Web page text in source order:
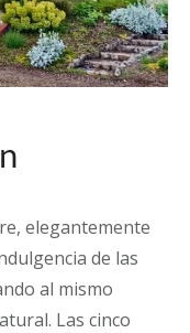
elegantemente
de las
al mismo
Las cinco